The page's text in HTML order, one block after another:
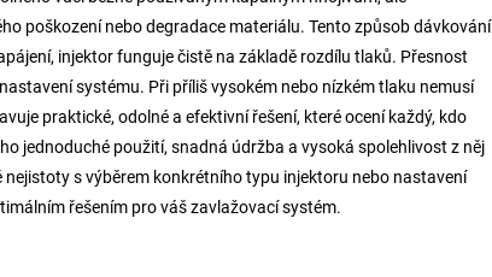
poškození nebo degradace materiálu. Tento způsob dávkování
injektor funguje čistě na základě rozdílu tlaků. Přesnost
systému. Při příliš vysokém nebo nízkém tlaku nemusí
praktické, odolné a efektivní řešení, které ocení každý, kdo
jednoduché použití, snadná údržba a vysoká spolehlivost z něj
s výběrem konkrétního typu injektoru nebo nastavení
řešením pro váš zavlažovací systém.